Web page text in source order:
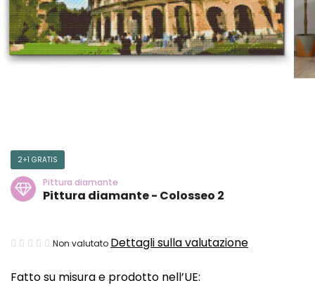
Fatto su misura e prodotto nell’UE:
2+1 GRATIS
Pittura diamante
Pittura diamante - Colosseo 2
La
media
Non valutato Dettagli sulla valutazione